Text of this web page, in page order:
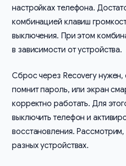
настройках телефона.
комбинацией клавиш
выключения. При этом
в зависимости от устройства.
Сброс через Recovery нужен,
помнит пароль, или экран
корректно работать. Для
выключить телефон и
восстановления. Рассмотрим,
разных устройствах.